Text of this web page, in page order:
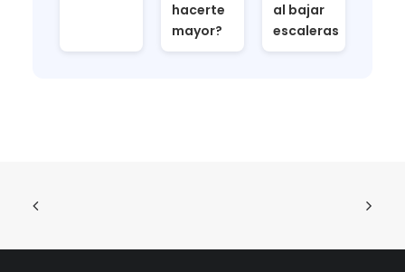
hacerte
mayor?
al bajar
escaleras